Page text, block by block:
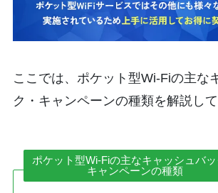
ここでは、ポケット型Wi-Fiの主な
ク・キャンペーンの種類を解説して
ポケット型Wi-Fiの主なキャッシュバッ
キャンペーンの種類